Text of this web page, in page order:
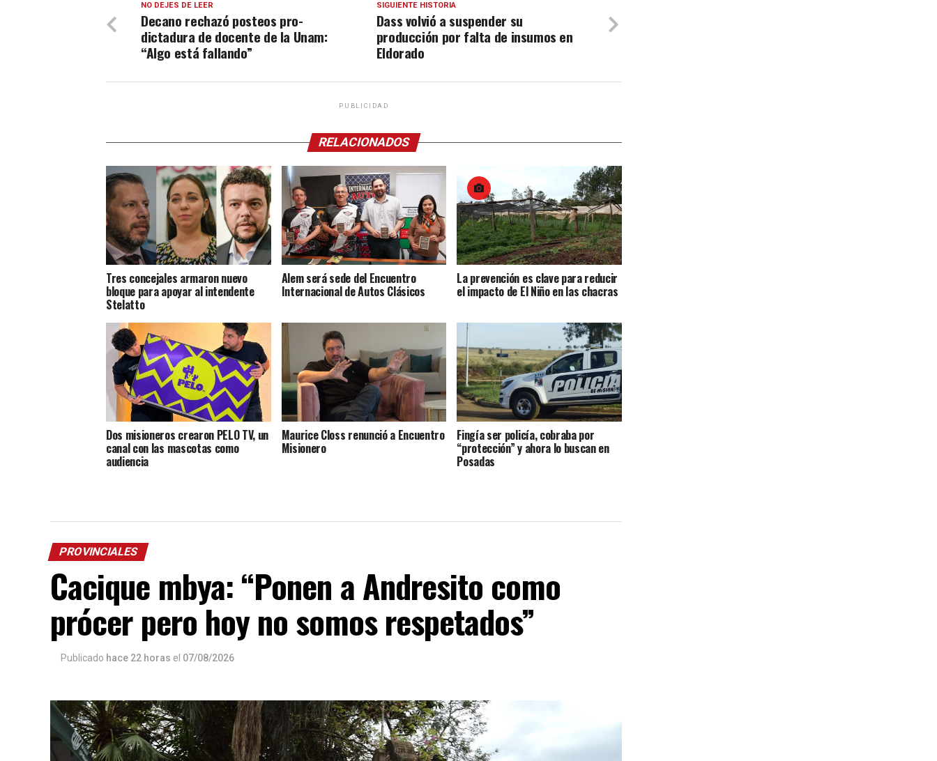
SIGUIENTE HISTORIA
Dass volvió a suspender su
producción por falta de insumos en
Eldorado
NO DEJES DE LEER
Decano rechazó posteos pro-
dictadura de docente de la Unam:
“Algo está fallando”
PUBLICIDAD
RELACIONADOS
Tres concejales armaron nuevo
bloque para apoyar al intendente
Stelatto
Alem será sede del Encuentro
Internacional de Autos Clásicos
La prevención es clave para reducir
el impacto de El Niño en las chacras
Dos misioneros crearon PELO TV, un
canal con las mascotas como
audiencia
Maurice Closs renunció a Encuentro
Misionero
Fingía ser policía, cobraba por
“protección” y ahora lo buscan en
Posadas
PROVINCIALES
Cacique mbya: “Ponen a Andresito como
prócer pero hoy no somos respetados”
Publicado hace 22 horas el 07/08/2026